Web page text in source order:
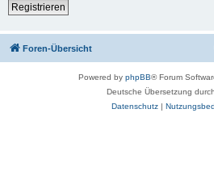
Registrieren
Foren-Übersicht
Powered by phpBB® Forum
Deutsche Übersetzung durch
Datenschutz|